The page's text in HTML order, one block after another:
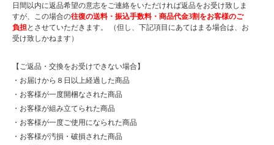
日間以内に返品希望の意志をご連絡をいただければ返品をお受け致しま
すが、この場合の往復の送料・振込手数料・商品代金3割をお客様のご
負担とさせていただきます。 （但し、下記項目にあてはまる場合は、お
受け致しかねます）
【ご返品・交換をお受けできない場合】
・お届けから８日以上経過した商品
・お客様が一度開梱なされた商品
・お客様が組み立てられた商品
・お客様が一度ご使用になられた商品
・お客様が汚損・破損された商品